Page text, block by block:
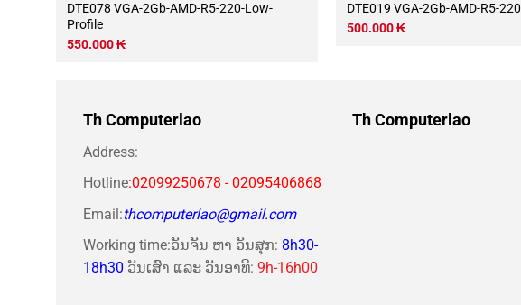
DTE078 VGA-2Gb-AMD-R5-220-Low-
Profile
550.000₭
DTE019 VGA-2Gb-AMD-R5-220
500.000₭
Th Computerlao
Address:
Hotline:02099250678 - 02095406868
Email:thcomputerlao@gmail.com
Working time:ວັນຈັນ ຫາ ວັນສຸກ: 8h30-
18h30 ວັນເສົາ ແລະ ວັນອາທີ: 9h-16h00
Th Computerlao